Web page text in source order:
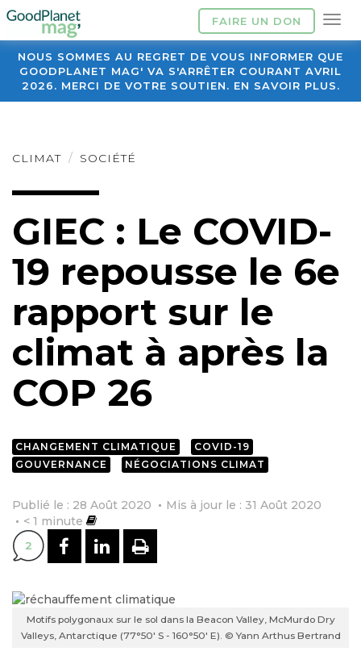
FAIRE UN DON
NOUS SOMMES AU REGRET DE VOUS INFORMER QUE
GOODPLANET MAG' VA S'ARRÊTER COURANT AVRIL
2026. MERCI DE VOTRE SOUTIEN. EN SAVOIR PLUS.
CLIMAT SOCIÉTÉ
GIEC : Le COVID-
19 repousse le 6e
rapport sur le
climat à après la
COP 26
CHANGEMENT CLIMATIQUE
COVID-19
GOUVERNANCE
NÉGOCIATIONS CLIMAT
Publié le : 28 Août 2020
Mis à jour le : 31 Août 2020
< 1 minute
2 PARTAGER SUR FACEBOOK
PARTAGER SUR
IMPRIMER
Motifs polygonaux sur le sol dans la Beacon Valley, McMurdo Dry
Valleys, Antarctique (77°50' S - 160°50' E). © Yann Arthus Bertrand